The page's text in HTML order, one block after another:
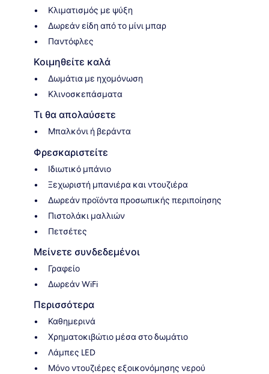
Κλιματισμός με ψύξη
Δωρεάν είδη από το μίνι μπαρ
Παντόφλες
Κοιμηθείτε καλά
Δωμάτια με ηχομόνωση
Κλινοσκεπάσματα
Τι θα απολαύσετε
Μπαλκόνι ή βεράντα
Φρεσκαριστείτε
Ιδιωτικό μπάνιο
Ξεχωριστή μπανιέρα και ντουζιέρα
Δωρεάν προϊόντα προσωπικής περιποίησης
Πιστολάκι μαλλιών
Πετσέτες
Μείνετε συνδεδεμένοι
Γραφείο
Δωρεάν WiFi
Περισσότερα
Καθημερινά
Χρηματοκιβώτιο μέσα στο δωμάτιο
Λάμπες LED
Μόνο ντουζιέρες εξοικονόμησης νερού